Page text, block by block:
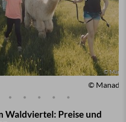
©
© Manada
Waldviertel: Preise und